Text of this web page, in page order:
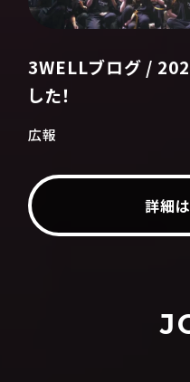
3WELLブログ /
した！
広報
詳細